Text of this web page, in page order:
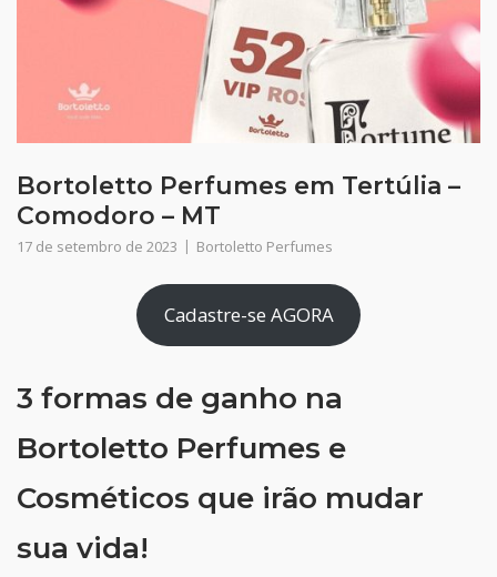
Bortoletto Perfumes em Tertúlia –
Comodoro – MT
17 de setembro de 2023 Bortoletto Perfumes
Cadastre-se AGORA
3 formas de ganho na
Bortoletto Perfumes e
Cosméticos que irão mudar
sua vida!